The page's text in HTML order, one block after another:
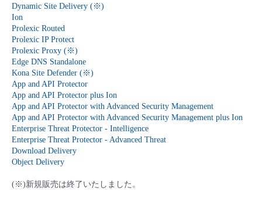
■ 基本構築ガイド
- クラウド / サーバー
- Flexible InterConnect
- Flexible Remote Access
- vUTM2
- その他
Dynamic Site Delivery (※)
Ion
Prolexic Routed
Prolexic IP Protect
Prolexic Proxy (※)
Edge DNS Standalone
Kona Site Defender (※)
App and API Protector
App and API Protector plus Ion
App and API Protector with Advanced Security Management
App and API Protector with Advanced Security Management plus Ion
Enterprise Threat Protector - Intelligence
Enterprise Threat Protector - Advanced Threat
Download Delivery
Object Delivery
(※)新規販売は終了いたしました。